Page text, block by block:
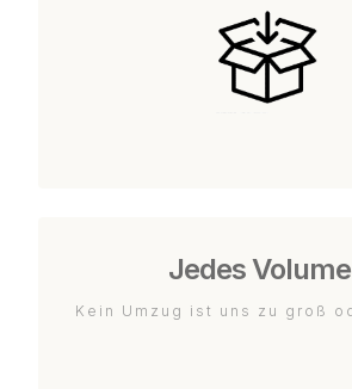
Jedes
Kein Umzug ist uns zu groß